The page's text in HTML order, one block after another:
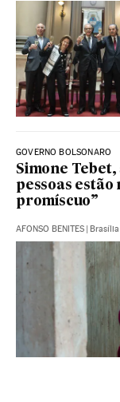
GOVERNO BOLSONARO
Simone Tebet,
pessoas
promíscuo”
AFONSO BENITES | Brasília